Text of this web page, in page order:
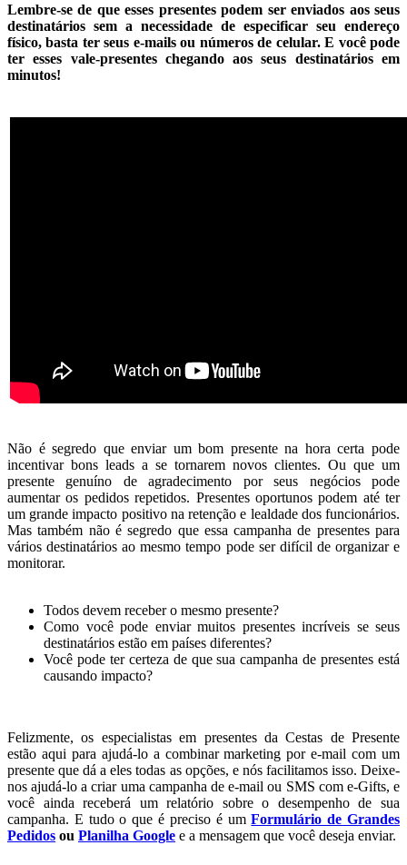
Lembre-se de que esses presentes podem ser enviados aos seus
destinatários sem a necessidade de especificar seu endereço
físico, basta ter seus e-mails ou números de celular. E você pode
ter esses vale-presentes chegando aos seus destinatários em
minutos!
Não é segredo que enviar um bom presente na hora certa pode
incentivar bons leads a se tornarem novos clientes. Ou que um
presente genuíno de agradecimento por seus negócios pode
aumentar os pedidos repetidos. Presentes oportunos podem até ter
um grande impacto positivo na retenção e lealdade dos funcionários.
Mas também não é segredo que essa campanha de presentes para
vários destinatários ao mesmo tempo pode ser difícil de organizar e
monitorar.
Todos devem receber o mesmo presente?
Como você pode enviar muitos presentes incríveis se seus
destinatários estão em países diferentes?
Você pode ter certeza de que sua campanha de presentes está
causando impacto?
Felizmente, os especialistas em presentes da Cestas de Presente
estão aqui para ajudá-lo a combinar marketing por e-mail com um
presente que dá a eles todas as opções, e nós facilitamos isso. Deixe-
nos ajudá-lo a criar uma campanha de e-mail ou SMS com e-Gifts, e
você ainda receberá um relatório sobre o desempenho de sua
campanha. E tudo o que é preciso é umFormulário de Grandes
Pedidos ou Planilha Google e a mensagem que você deseja enviar.